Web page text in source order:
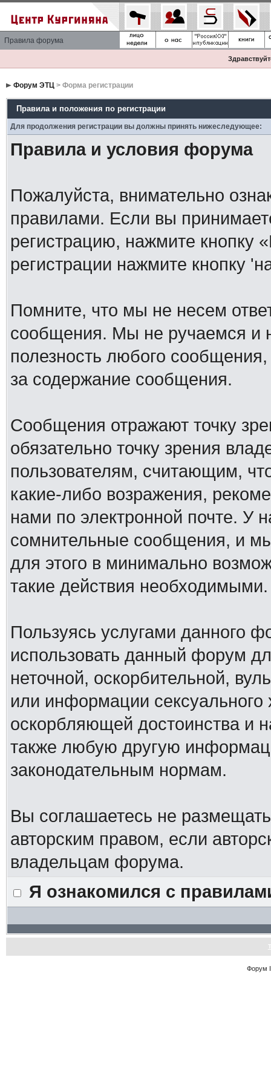
Правила форума
Форум ЭТЦ> Форма регистрации
Правила и положения по регистрации
Для продолжения регистрации вы должны принять нижеследующее:
Правила и условия форума
Пожалуйста, внимательно
правилами. Если вы
регистрацию, нажмите кнопку
регистрации нажмите кнопку
Помните, что мы не несем
сообщения. Мы не ручаемся и
полезность любого
за содержание сообщения.
Сообщения отражают точку
обязательно точку зрения
пользователям, считающим,
какие-либо возражения,
нами по электронной почте. У
сомнительные сообщения, и
для этого в минимально
такие действия необходимыми.
Пользуясь услугами данного
использовать данный форум
неточной, оскорбительной,
или информации
оскорбляющей достоинства и
также любую другую
законодательным нормам.
Вы соглашаетесь не
авторским правом, если
владельцам форума.
Я ознакомился с
Форум